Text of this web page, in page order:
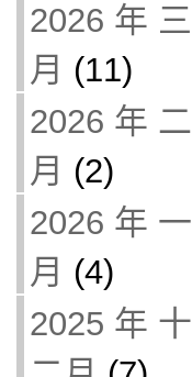
2026 年 三
月 (11)
2026 年 二
月 (2)
2026 年 一
月 (4)
2025 年 十